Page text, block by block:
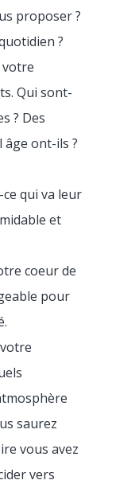
proposer ?
?
votre
Qui sont-
? Des
âge ont-ils ?
qui va leur
et
coeur de
pour
saurez
vous avez
vers